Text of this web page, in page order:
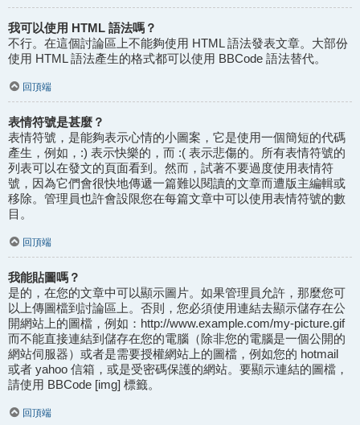
我可以使用 HTML 語法嗎？
不行。在這個討論區上不能夠使用 HTML 語法發表文章。大部份
使用 HTML 語法產生的格式都可以使用 BBCode 語法替代。
回頂端
表情符號是甚麼？
表情符號，是能夠表示心情的小圖案，它是使用一個簡短的代碼
產生，例如，:) 表示快樂的，而 :( 表示悲傷的。所有表情符號的
列表可以在發文的頁面看到。然而，試著不要過度使用表情符
號，因為它們會很快地傳遞一篇難以閱讀的文章而遭版主編輯或
移除。管理員也許會設限您在每篇文章中可以使用表情符號的數
目。
回頂端
我能貼圖嗎？
是的，在您的文章中可以顯示圖片。如果管理員允許，那麼您可
以上傳圖檔到討論區上。否則，您必須使用連結去顯示儲存在公
開網站上的圖檔，例如：http://www.example.com/my-picture.gif
而不能直接連結到儲存在您的電腦（除非您的電腦是一個公開的
網站伺服器）或者是需要授權網站上的圖檔，例如您的 hotmail
或者 yahoo 信箱，或是受密碼保護的網站。要顯示連結的圖檔，
請使用 BBCode [img] 標籤。
回頂端